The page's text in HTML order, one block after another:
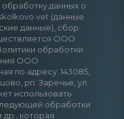
данных о
(данные
данные), сбор
ООО
обработки
ООО
по адресу: 143085,
рп. Заречье, ул.
использовать
обработки
которая